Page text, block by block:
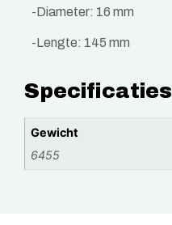
-Diameter: 16 mm
-Lengte: 145 mm
Specificaties
Gewicht
6455